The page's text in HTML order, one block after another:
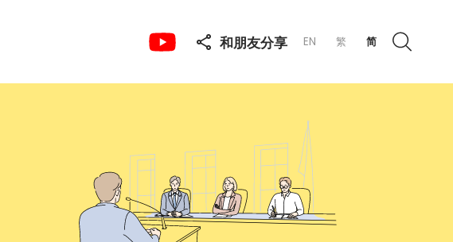
和朋友分享 简
繁
EN